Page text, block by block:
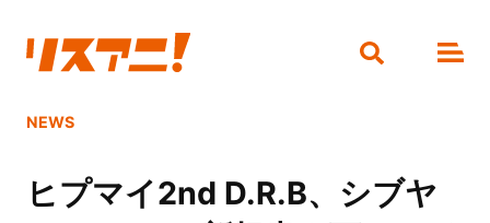
NEWS
ヒプマイ2nd D.R.B、シブヤ